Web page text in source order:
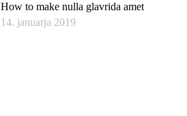
How to make nulla glavrida amet
14. januarja 2019